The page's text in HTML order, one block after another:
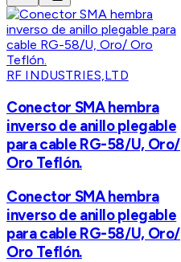
RF INDUSTRIES,LTD
Conector SMA hembra
inverso de anillo plegable
para cable RG-58/U, Oro/
Oro Teflón.
Conector SMA hembra
inverso de anillo plegable
para cable RG-58/U, Oro/
Oro Teflón.